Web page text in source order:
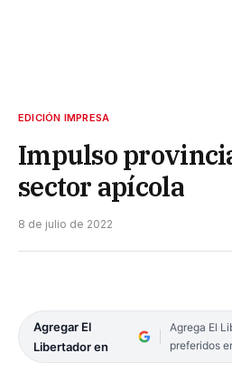
EDICIÓN IMPRESA
Impulso
sector apícola
8 de julio de 2022
Agregar El
Libertador en
Agrega El
preferidos